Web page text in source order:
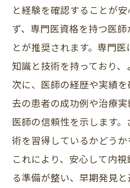
と経験を確認することが
ず、専門医資格を持つ医
とが推奨されます。専門
知識と技術を持っており、
次に、医師の経歴や実績
去の患者の成功例や治療
医師の信頼性を示します
術を習得しているかどうか
これにより、安心して内
る準備が整い、早期発見